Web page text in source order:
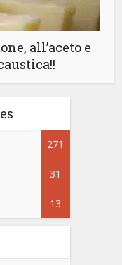
all’aceto e
271
31
13